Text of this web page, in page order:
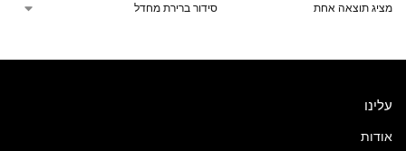
מציג תוצאה אחת
עלינו
אודות